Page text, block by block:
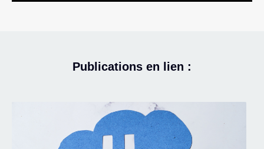
Publications en lien :